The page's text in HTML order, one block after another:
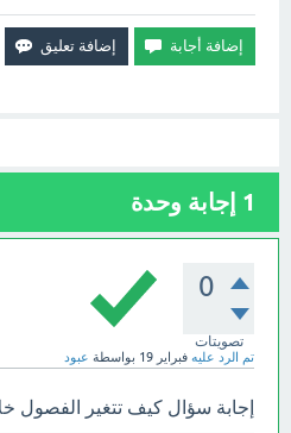
1 إجابة وحدة
0
تصويتات
تم الرد عليه فبراير 19 بواسطة عبود
إجابة سؤال كيف تتغير الفصول